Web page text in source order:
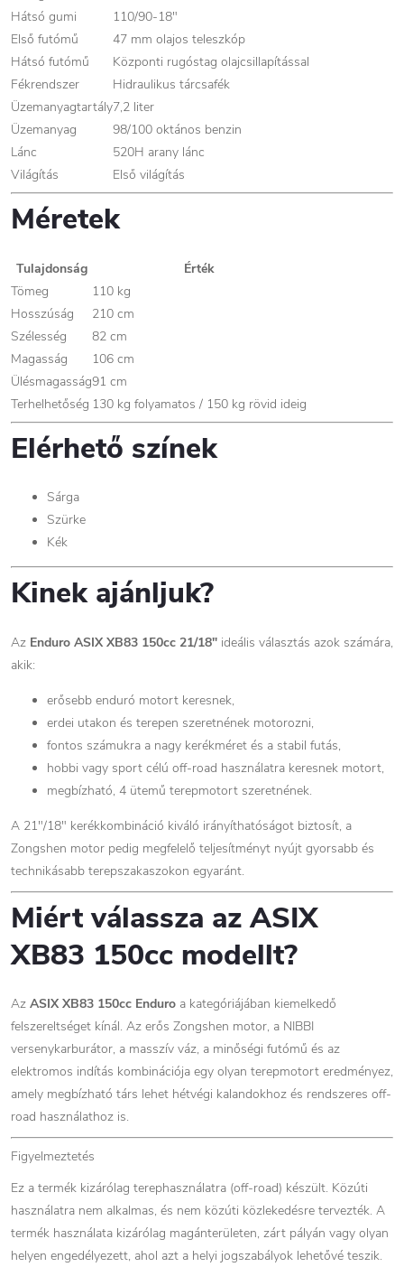
Hátsó gumi
110/90-18"
Első futómű
47 mm olajos teleszkóp
Hátsó futómű
Központi rugóstag olajcsillapítással
Fékrendszer
Hidraulikus tárcsafék
Üzemanyagtartály7,2 liter
Üzemanyag
98/100 oktános benzin
Lánc
520H arany lánc
Világítás
Első világítás
Méretek
Tulajdonság
Érték
Tömeg
110 kg
Hosszúság
210 cm
Szélesség
82 cm
Magasság
106 cm
Ülésmagasság91 cm
Terhelhetőség 130 kg folyamatos / 150 kg rövid ideig
Elérhető színek
Sárga
Szürke
Kék
Kinek ajánljuk?
Az Enduro ASIX XB83 150cc 21/18" ideális választás azok számára,
akik:
erősebb enduró motort keresnek,
erdei utakon és terepen szeretnének motorozni,
fontos számukra a nagy kerékméret és a stabil futás,
hobbi vagy sport célú off-road használatra keresnek motort,
megbízható, 4 ütemű terepmotort szeretnének.
A 21"/18" kerékkombináció kiváló irányíthatóságot biztosít, a
Zongshen motor pedig megfelelő teljesítményt nyújt gyorsabb és
technikásabb terepszakaszokon egyaránt.
Miért válassza az ASIX
XB83 150cc modellt?
Az ASIX XB83 150cc Enduro a kategóriájában kiemelkedő
felszereltséget kínál. Az erős Zongshen motor, a NIBBI
versenykarburátor, a masszív váz, a minőségi futómű és az
elektromos indítás kombinációja egy olyan terepmotort eredményez,
amely megbízható társ lehet hétvégi kalandokhoz és rendszeres off-
road használathoz is.
Figyelmeztetés
Ez a termék kizárólag terephasználatra (off-road) készült. Közúti
használatra nem alkalmas, és nem közúti közlekedésre tervezték. A
termék használata kizárólag magánterületen, zárt pályán vagy olyan
helyen engedélyezett, ahol azt a helyi jogszabályok lehetővé teszik.